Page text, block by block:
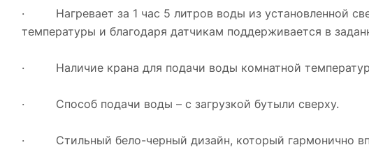
· Нагревает за 1 час 5 литров воды из установленной
температуры и благодаря датчикам поддерживается в
· Наличие крана для подачи воды комнатной
· Способ подачи воды – с загрузкой бутыли сверху.
· Стильный бело-черный дизайн, который гармонично